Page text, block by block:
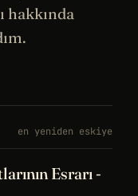
hakkında
en yeniden eskiye
Esrarı -